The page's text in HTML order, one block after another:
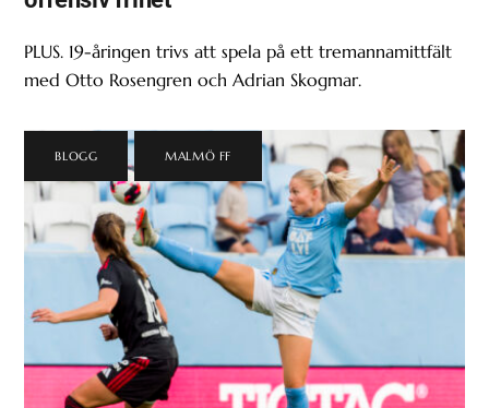
PLUS. 19-åringen trivs att spela på ett tremannamittfält
med Otto Rosengren och Adrian Skogmar.
BLOGG MALMÖ FF